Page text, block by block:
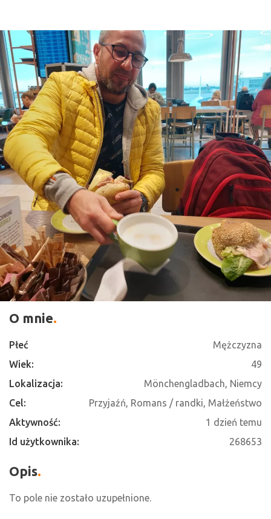
O mnie
Płeć
Mężczyzna
Wiek:
49
Lokalizacja:
Mönchengladbach, Niemcy
Cel:
Przyjaźń, Romans / randki, Małżeństwo
Aktywność:
1 dzień temu
Id użytkownika:
268653
Opis
To pole nie zostało uzupełnione.